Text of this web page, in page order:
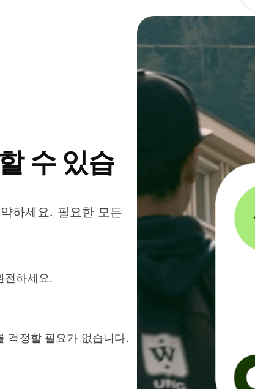
수 있습
하세요. 필요한 모든
전하세요.
걱정할 필요가 없습니다.